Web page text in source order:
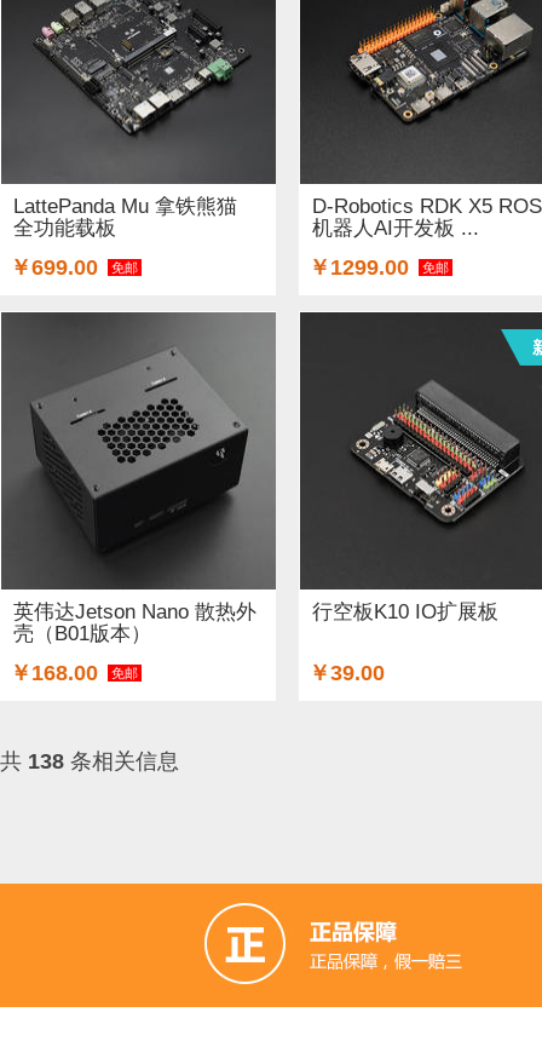
LattePanda Mu 拿铁熊猫
全功能载板
￥699.00 免邮
D-Robotics RDK X5 ROS
机器人AI开发板 ...
￥1299.00 免邮
英伟达Jetson Nano 散热外
壳（B01版本）
￥168.00 免邮
行空板K10 IO扩展板
￥39.00
共 138 条相关信息